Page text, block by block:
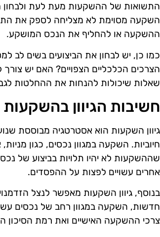
התשואות של ההשקעות מעת לעת ולבחון
השקעה מסוימת לא מצליחה לספק את
ההשקעה או להחליף את הנכס המושקע.
כמו כן, יש לבחון את הביצועים בשים לב
הצרכים הכלכליים הצפויים? האם יש צורך
שאלות שיכולות להנחות את ההחלטות
חשיבות הגיוון בהשקעות
גיוון השקעות הוא אסטרטגיה מבוססת
חיוביות. השקעה במגוון נכסים, כגון
שההשקעות לא יהיו תלויות בביצוע של
אחרים עשויים לפצות על ההפסדים.
בנוסף, גיוון השקעות מאפשר לנצל
חדשות, השקעה במגוון רחב של נכסים
צרכי ההשקעה האישיים ואת רמת